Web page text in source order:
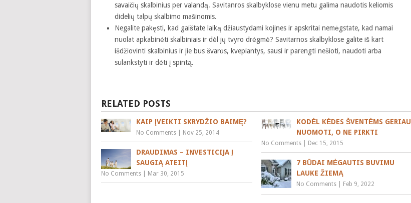
savaičių skalbinius per valandą. Savitanros skalbyklose vienu metu galima naudotis keliomis
didelių talpų skalbimo mašinomis.
Negalite pakęsti, kad gaištate laiką džiaustydami kojines ir apskritai nemėgstate, kad namai
nuolat apkabinėti skalbiniais ir dėl jų tvyro drėgmė? Savitarnos skalbyklose galite iš kart
išdžiovinti skalbinius ir jie bus švarūs, kvepiantys, sausi ir parengti nešioti, naudoti arba
sulankstyti ir dėti į spintą.
RELATED POSTS
KAIP ĮVEIKTI SKRYDŽIO BAIMĘ?
No Comments Nov 25, 2014
KODĖL KĖDES ŠVENTĖMS GERIAU
NUOMOTI, O NE PIRKTI
No Comments Dec 15, 2015
DRAUDIMAS – INVESTICIJA Į
SAUGIĄ ATEITĮ
No Comments Mar 30, 2015
7 BŪDAI MĖGAUTIS BUVIMU
LAUKE ŽIEMĄ
No Comments Feb 9, 2022